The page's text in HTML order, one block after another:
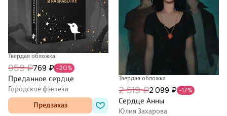
Твердая обложка
959 ₽769 ₽ -20%
Преданное сердце
Городское фэнтези
Предзаказ
Твердая обложка
2 519 ₽2 099 ₽ -17%
Сердце Анны
Юлия Захарова